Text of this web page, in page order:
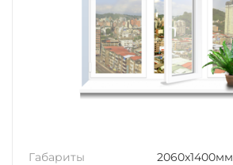
Габариты
2060x1400мм